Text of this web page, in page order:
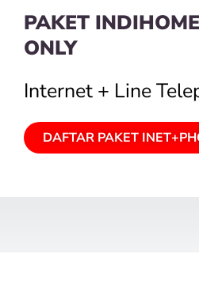
PAKET
ONLY
Internet + Line
DAFTAR PAKET